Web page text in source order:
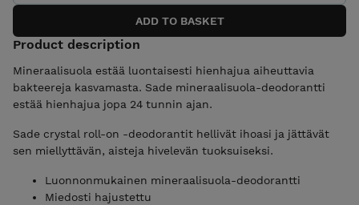
Product description
Mineraalisuola estää luontaisesti hienhajua aiheuttavia
bakteereja kasvamasta. Sade mineraalisuola-deodorantti
estää hienhajua jopa 24 tunnin ajan.
Sade crystal roll-on -deodorantit hellivät ihoasi ja jättävät
sen miellyttävän, aisteja hivelevän tuoksuiseksi.
Luonnonmukainen mineraalisuola-deodorantti
Miedosti hajustettu